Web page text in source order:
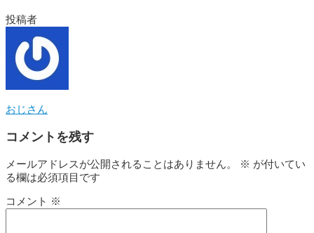
投稿者
おじさん
コメントを残す
メールアドレスが公開されることはありません。 ※ が付いてい
る欄は必須項目です
コメント ※